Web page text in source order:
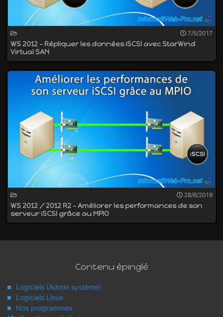
7/5/2017
WS 2012 - Répliquer les données iSCSI avec StarWind
Virtual SAN
28/6/2019
WS 2012 / 2012 R2 - Améliorer les performances de son
serveur iSCSI grâce au MPIO
Contenu épinglé
Logiciels (Admin système)
Logiciels Linux
Nos programmes